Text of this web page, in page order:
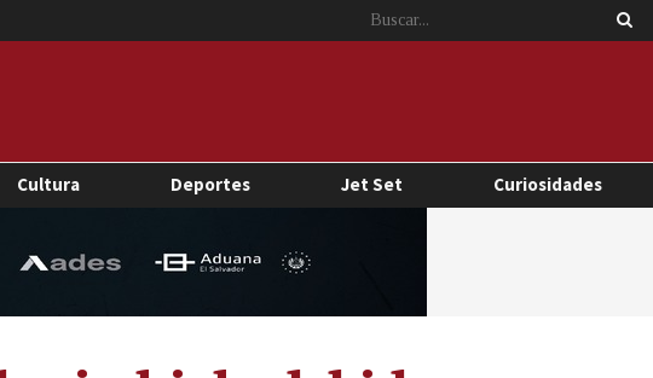
Cultura Deportes Jet Set Curiosidades